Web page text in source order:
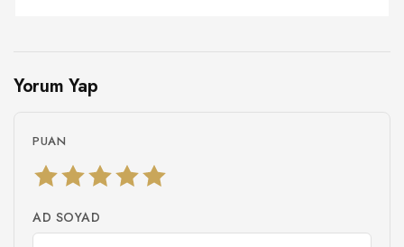
Yorum Yap
PUAN
AD SOYAD